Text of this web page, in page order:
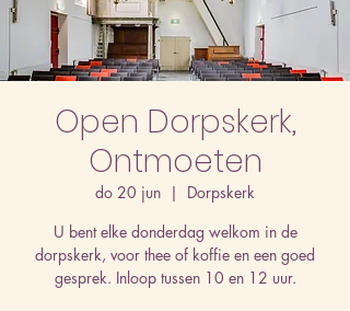
Open Dorpskerk,
Ontmoeten
do 20 jun
  |
Dorpskerk
U bent elke donderdag welkom in de
dorpskerk, voor thee of koffie en een goed
gesprek. Inloop tussen 10 en 12 uur.